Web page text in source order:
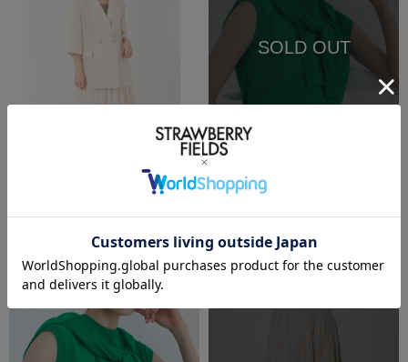
SOLD OUT
SALE 洗える
￥6,930(税込) 50%OFF